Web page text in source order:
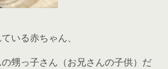
いる赤ちゃん、
甥っ子さん（お兄さんの子供）だ